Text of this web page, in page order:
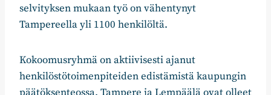
selvityksen mukaan työ on vähentynyt
Tampereella yli 1100 henkilöltä.
Kokoomusryhmä on aktiivisesti ajanut
henkilöstötoimenpiteiden edistämistä kaupungin